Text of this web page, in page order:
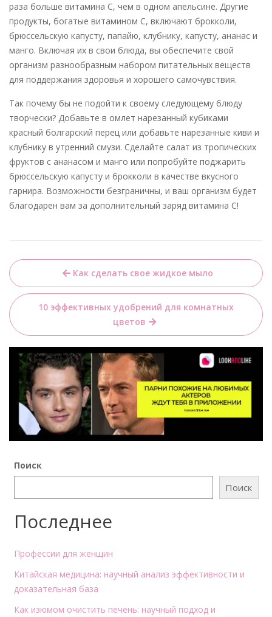
раза больше витамина С, чем в одном апельсине. Другие
продукты, богатые витамином С, включают брокколи,
брюссельскую капусту, папайю, клубнику, капусту, ананас и
манго. Включая их в свои блюда, вы обеспечите свой
организм разнообразным набором питательных веществ
для поддержания здоровья и хорошего самочувствия.
Так почему бы не подойти к своему следующему блюду
творчески? Добавьте в омлет нарезанный кубиками
красный болгарский перец или добавьте нарезанные киви и
клубнику в утренний смузи. Сделайте салат из тропических
фруктов с ананасом и манго или попробуйте поджарить
брюссельскую капусту и брокколи в качестве вкусного
гарнира. Возможности безграничны, и ваш организм будет
благодарен вам за дополнительный заряд витамина С!
Навигация
по
записям
Как сделать свое жидкое мыло
10 эффективных удобрений для комнатных
цветов
Поиск
Поиск
Последнее
Профессии для женщин
Китайская медицина: научный анализ эффективности и
доказательная база
Как изюмом очистить печень: научный подход и